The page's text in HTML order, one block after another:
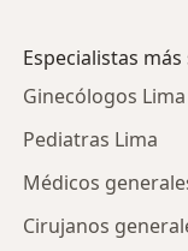
Especialistas
Ginecólogos Lima
Pediatras Lima
Médicos
Cirujanos